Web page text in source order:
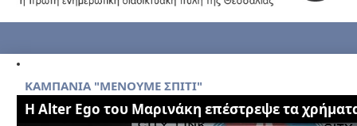
ΚΑΜΠΑΝΙΑ "ΜΕΝΟΥΜΕ ΣΠΙΤΙ"
Η Alter Ego του Μαρινάκη επέστρεψε τα